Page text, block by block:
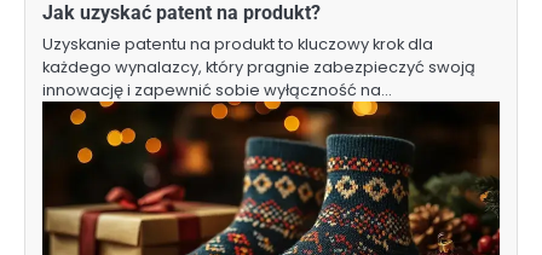
Jak uzyskać patent na produkt?
Uzyskanie patentu na produkt to kluczowy krok dla
każdego wynalazcy, który pragnie zabezpieczyć swoją
innowację i zapewnić sobie wyłączność na…